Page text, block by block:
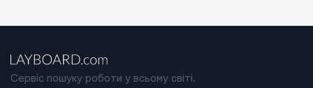
Сервіс пошуку роботи у всьому світі.